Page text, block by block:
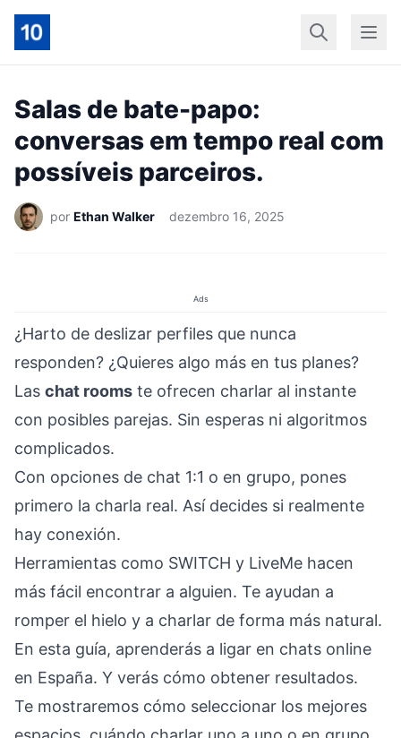
InícioGeral
Salas de bate-papo:
conversas em tempo real com
possíveis parceiros.
por Ethan Walker dezembro 16, 2025
Ads
¿Harto de deslizar perfiles que nunca
responden? ¿Quieres algo más en tus planes?
Las chat rooms te ofrecen charlar al instante
con posibles parejas. Sin esperas ni algoritmos
complicados.
Con opciones de chat 1:1 o en grupo, pones
primero la charla real. Así decides si realmente
hay conexión.
Herramientas como SWITCH y LiveMe hacen
más fácil encontrar a alguien. Te ayudan a
romper el hielo y a charlar de forma más natural.
En esta guía, aprenderás a ligar en chats online
en España. Y verás cómo obtener resultados.
Te mostraremos cómo seleccionar los mejores